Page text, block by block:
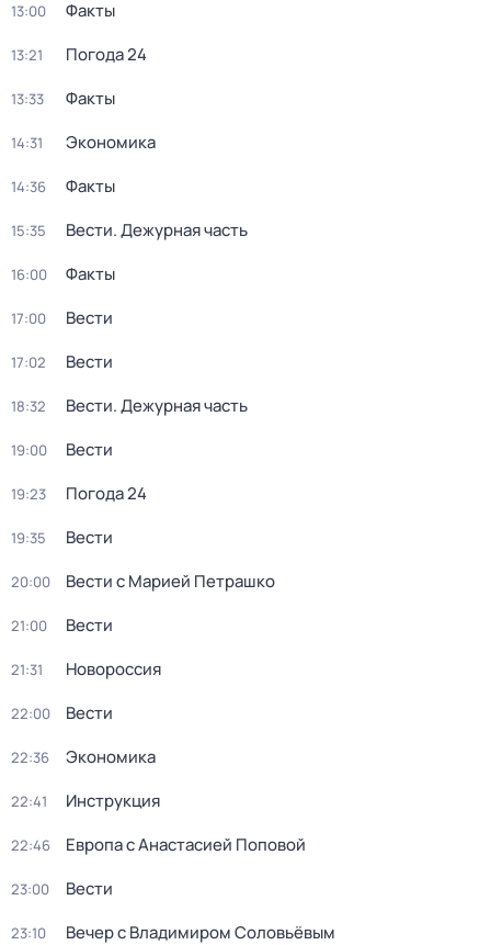
13:00 Факты
13:21 Погода 24
13:33 Факты
14:31 Экономика
14:36 Факты
15:35 Вести. Дежурная часть
16:00 Факты
17:00 Вести
17:02 Вести
18:32 Вести. Дежурная часть
19:00 Вести
19:23 Погода 24
19:35 Вести
20:00 Вести с Марией Петрашко
21:00 Вести
21:31 Новороссия
22:00 Вести
22:36 Экономика
22:41 Инструкция
22:46 Европа с Анастасией Поповой
23:00 Вести
23:10 Вечер с Владимиром Соловьёвым